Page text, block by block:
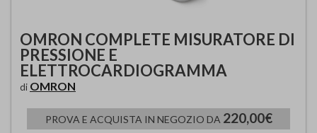
OMRON COMPLETE MISURATORE DI
PRESSIONE E
ELETTROCARDIOGRAMMA
di OMRON
PROVA E ACQUISTA IN NEGOZIO DA 220,00€